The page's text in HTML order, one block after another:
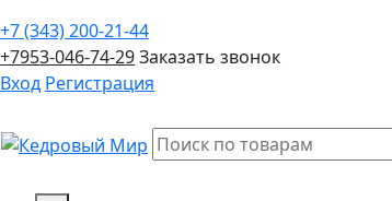
+7 (343) 200-21-44
+7953-046-74-29Заказать звонок
Вход Регистрация